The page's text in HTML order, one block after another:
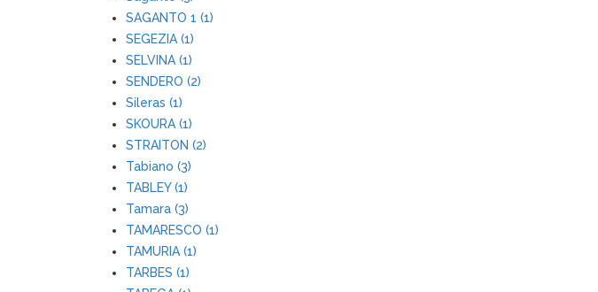
SAGANTO 1 (1)
SEGEZIA (1)
SELVINA (1)
SENDERO (2)
Sileras (1)
SKOURA (1)
STRAITON (2)
Tabiano (3)
TABLEY (1)
Tamara (3)
TAMARESCO (1)
TAMURIA (1)
TARBES (1)